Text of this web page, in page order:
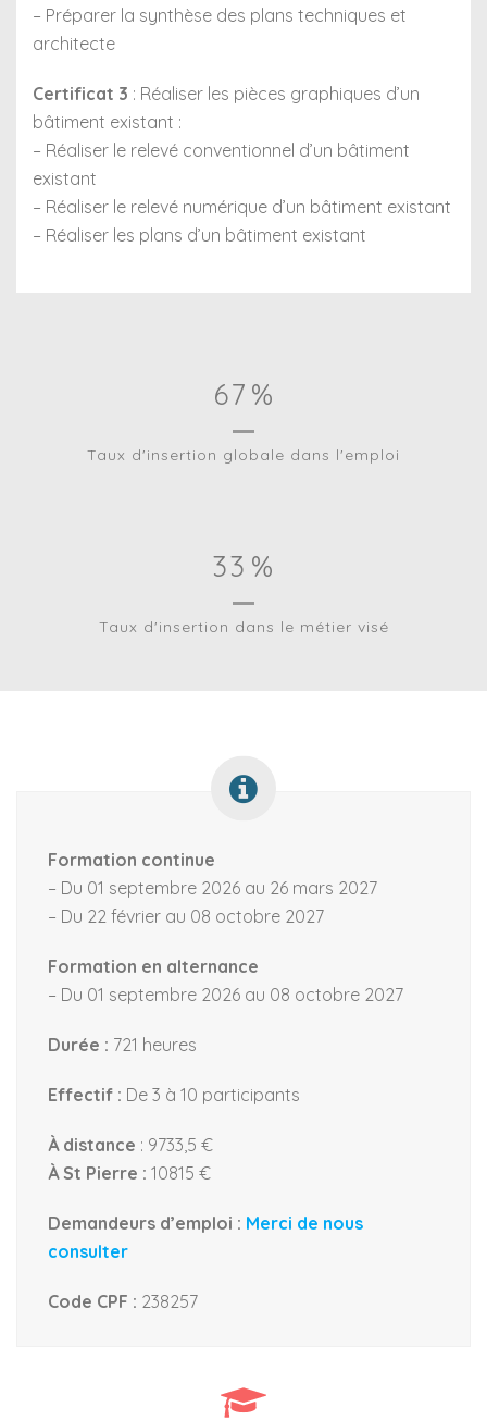
– Préparer la synthèse des plans techniques et
architecte
Certificat 3 : Réaliser les pièces graphiques d’un
bâtiment existant :
– Réaliser le relevé conventionnel d’un bâtiment
existant
– Réaliser le relevé numérique d’un bâtiment existant
– Réaliser les plans d’un bâtiment existant
67 %
Taux d'insertion globale dans l'emploi
33 %
Taux d'insertion dans le métier visé
Formation continue
– Du 01 septembre 2026 au 26 mars 2027
– Du 22 février au 08 octobre 2027
Formation en alternance
– Du 01 septembre 2026 au 08 octobre 2027
Durée : 721 heures
Effectif : De 3 à 10 participants
À distance : 9733,5 €
À St Pierre : 10815 €
Demandeurs d’emploi : Merci de nous
consulter
Code CPF : 238257